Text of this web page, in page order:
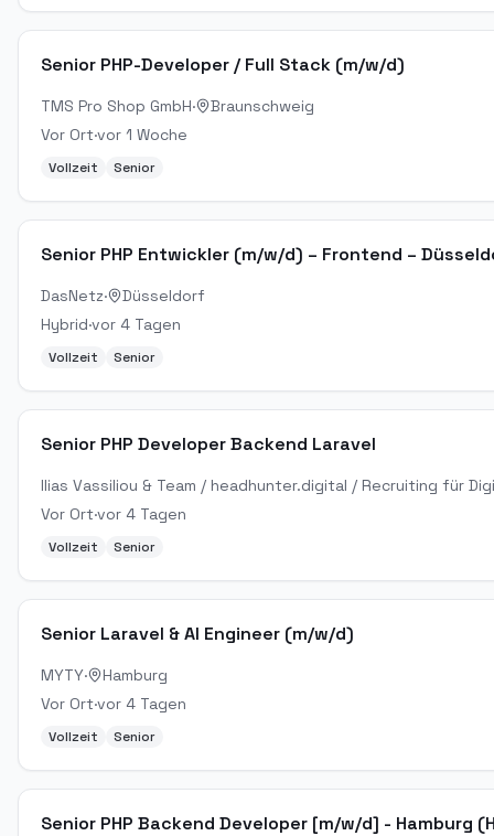
Senior PHP-Developer / Full Stack (m/w/d)
TMS Pro Shop GmbH·
Braunschweig
Vor Ort·vor 1 Woche
Vollzeit Senior
Senior PHP Entwickler (m/w/d) – Frontend –
DasNetz·
Düsseldorf
Hybrid·vor 4 Tagen
Vollzeit Senior
Senior PHP Developer Backend Laravel
Ilias Vassiliou & Team / headhunter.digital / Recruiting für
Vor Ort·vor 4 Tagen
Vollzeit Senior
Senior Laravel & AI Engineer (m/w/d)
MYTY·
Hamburg
Vor Ort·vor 4 Tagen
Vollzeit Senior
Senior PHP Backend Developer [m/w/d] - Hamburg